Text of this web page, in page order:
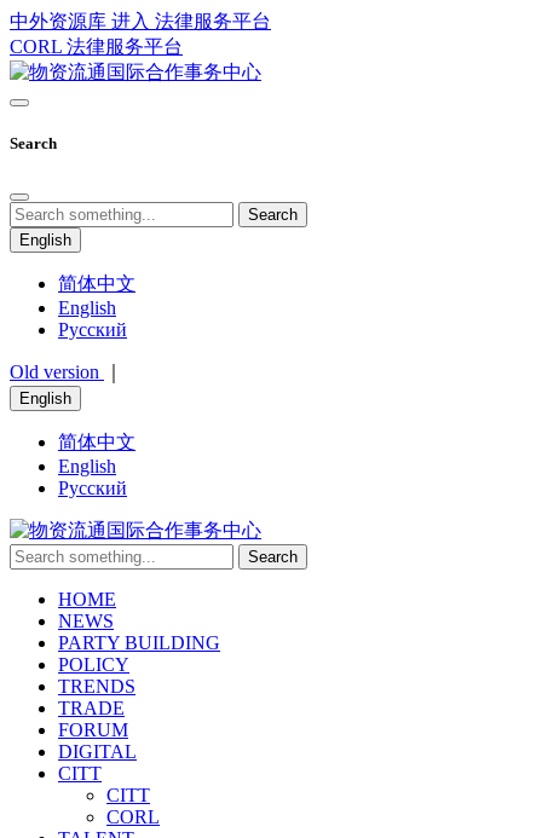
中外资源库 进入 法律服务平台
CORL 法律服务平台
Search
Search
English
简体中文
English
Русский
Old version
English
简体中文
English
Русский
Search
HOME
NEWS
PARTY BUILDING
POLICY
TRENDS
TRADE
FORUM
DIGITAL
CITT
CITT
CORL